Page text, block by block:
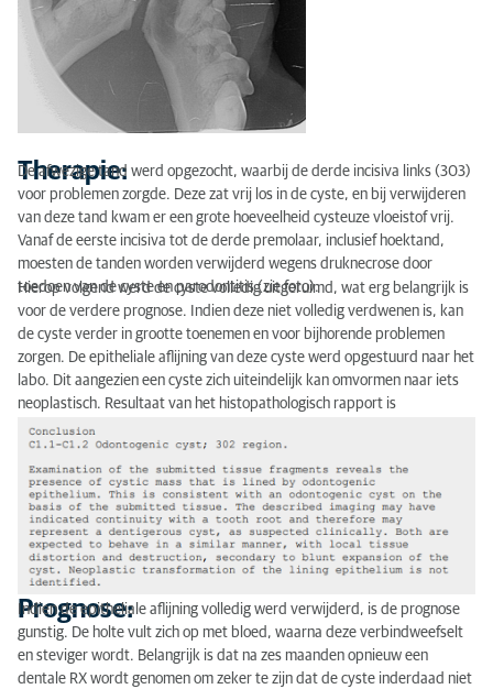
Therapie:
De afwezige tand werd opgezocht, waarbij de derde incisiva links (303)
voor problemen zorgde. Deze zat vrij los in de cyste, en bij verwijderen
van deze tand kwam er een grote hoeveelheid cysteuze vloeistof vrij.
Vanaf de eerste incisiva tot de derde premolaar, inclusief hoektand,
moesten de tanden worden verwijderd wegens druknecrose door
toedoen van de cyste en parodontitis (zie foto).
Hierop volgend werd de cyste volledig uitgeruimd, wat erg belangrijk is
voor de verdere prognose. Indien deze niet volledig verdwenen is, kan
de cyste verder in grootte toenemen en voor bijhorende problemen
zorgen. De epitheliale aflijning van deze cyste werd opgestuurd naar het
labo. Dit aangezien een cyste zich uiteindelijk kan omvormen naar iets
neoplastisch. Resultaat van het histopathologisch rapport is
toegevoegd.
Prognose:
Indien de epitheliale aflijning volledig werd verwijderd, is de prognose
gunstig. De holte vult zich op met bloed, waarna deze verbindweefselt
en steviger wordt. Belangrijk is dat na zes maanden opnieuw een
dentale RX wordt genomen om zeker te zijn dat de cyste inderdaad niet